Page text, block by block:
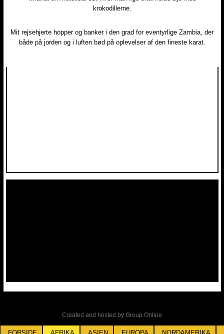
krokodillerne.​
Mit rejsehjerte hopper og banker i den grad for eventyrlige Zambia, der
både på jorden og i luften bød på oplevelser af den fineste karat.​
Created and hosted by Group Online